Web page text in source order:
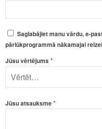
Saglabājiet manu vārdu, e-
pārlūkprogrammā nākamajai
Jūsu vērtējums*
Jūsu atsauksme*